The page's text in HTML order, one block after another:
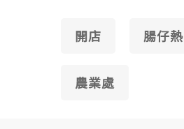
開店 腸仔熱
農業處